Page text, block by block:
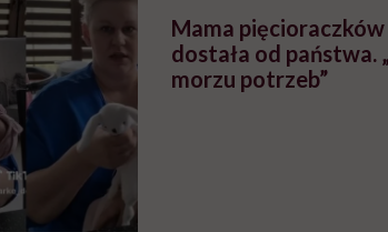
Mama pięcioraczków
dostała od państwa.
morzu potrzeb”